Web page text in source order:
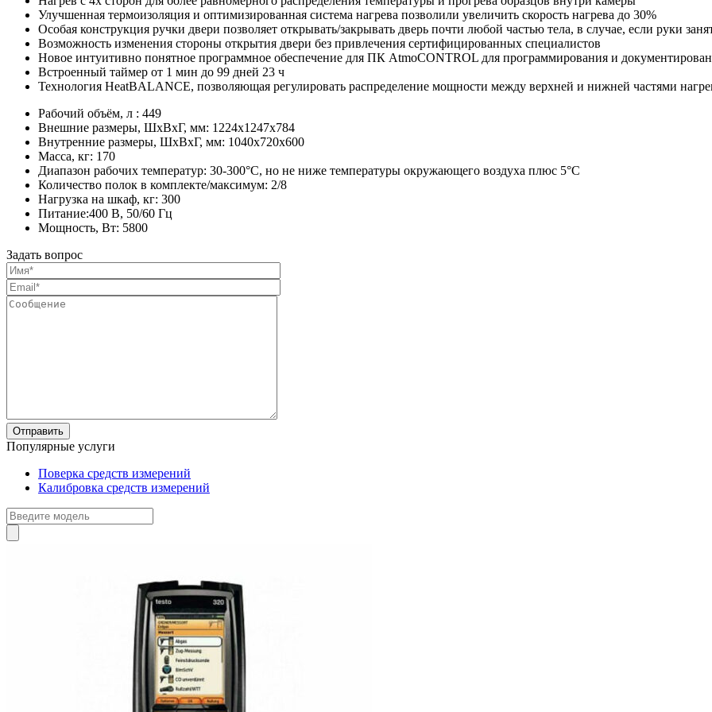
Улучшенная термоизоляция и оптимизированная система нагрева позволили увеличить скорость нагрева до 30%
Особая конструкция ручки двери позволяет открывать/закрывать дверь почти любой частью тела, в случае, если руки
Возможность изменения стороны открытия двери без привлечения сертифицированных специалистов
Новое интуитивно понятное программное обеспечение для ПК AtmoCONTROL для программирования и
Встроенный таймер от 1 мин до 99 дней 23 ч
Технология HeatBALANCE, позволяющая регулировать распределение мощности между верхней и нижней частями
Рабочий объём, л : 449
Внешние размеры, ШхВхГ, мм: 1224х1247х784
Внутренние размеры, ШхВхГ, мм: 1040х720х600
Масса, кг: 170
Диапазон рабочих температур: 30-300°С, но не ниже температуры окружающего воздуха плюс 5°С
Количество полок в комплекте/максимум: 2/8
Нагрузка на шкаф, кг: 300
Питание:400 В, 50/60 Гц
Мощность, Вт: 5800
Задать вопрос
Популярные услуги
Поверка средств измерений
Калибровка средств измерений